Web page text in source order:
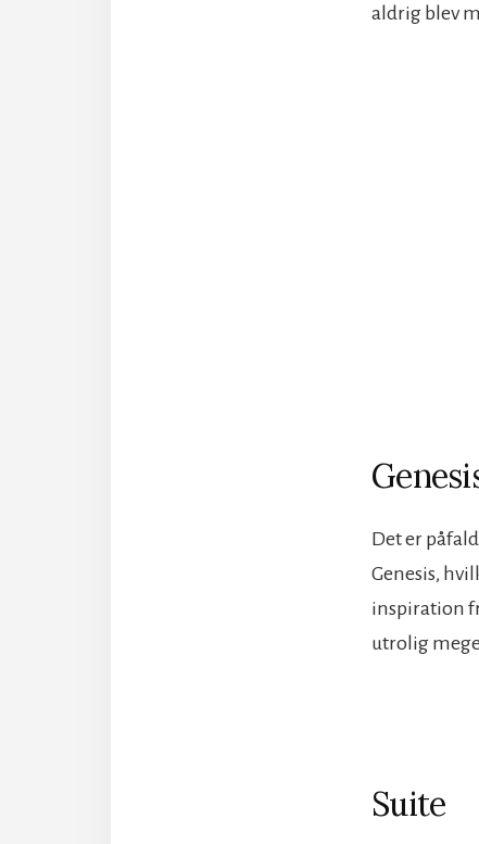
aldrig blev
Det er
Genesis,
inspiration
utrolig
Suite